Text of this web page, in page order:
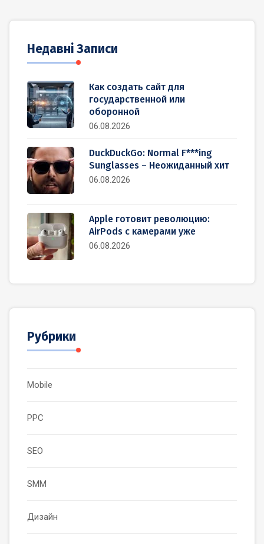
Недавні Записи
Как создать сайт для
государственной или
оборонной
06.08.2026
DuckDuckGo: Normal F***ing
Sunglasses – Неожиданный хит
06.08.2026
Apple готовит революцию:
AirPods с камерами уже
06.08.2026
Рубрики
Mobile
PPC
SEO
SMM
Дизайн